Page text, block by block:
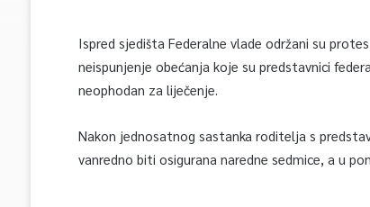
Ispred sjedišta Federalne vlade održani su
neispunjenje obećanja koje su predstavnici
neophodan za liječenje.
Nakon jednosatnog sastanka roditelja s
vanredno biti osigurana naredne sedmice, a u